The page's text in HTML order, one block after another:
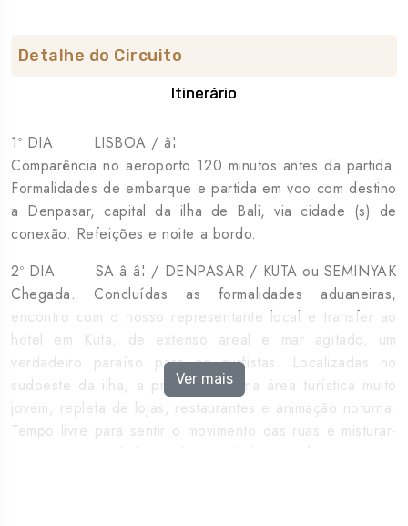
Detalhe do Circuito
Itinerário
1º DIA LISBOA / â¦
Comparência no aeroporto 120 minutos antes da partida.
Formalidades de embarque e partida em voo com destino
a Denpasar, capital da ilha de Bali, via cidade (s) de
conexão. Refeições e noite a bordo.
2º DIA SA â â¦ / DENPASAR / KUTA ou SEMINYAK
Chegada. Concluídas as formalidades aduaneiras,
encontro com o nosso representante local e transfer ao
hotel em Kuta, de extenso areal e mar agitado, um
verdadeiro paraíso para os surfistas. Localizadas no
sudoeste da ilha, a praia está numa área turística muito
jovem, repleta de lojas, restaurantes e animação noturna.
Tempo livre para sentir o movimento das ruas e misturar-
se com uma multidão multicultural de prancha na mão e
Ver mais